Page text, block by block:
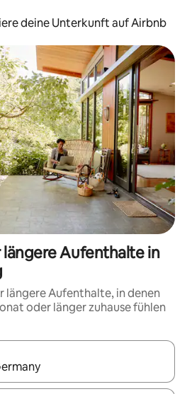
deine Unterkunft auf Airbnb
Aufenthalte in
längere Aufenthalte, in denen
oder länger zuhause fühlen
sind, navigiere mit den